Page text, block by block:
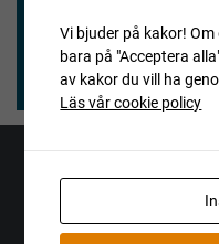
Henry
Vi bjuder på kakor!
bara på "Acceptera
av kakor du vill ha
Läs vår cookie policy